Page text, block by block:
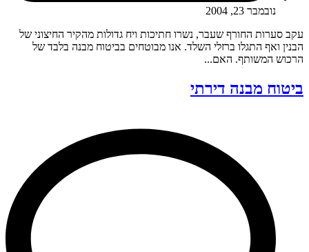
נובמבר 23, 2004
עקב סערות החורף שעבר, נשרו חתיכות ויח גדולות מהקיר החיצוני של
הבנין ואף התגלו ברזלי השלד. אנו מבוטחים בביטוח מבנה בלבד של
הרכוש המשותף. האם...
ביטוח מבנה דירתי